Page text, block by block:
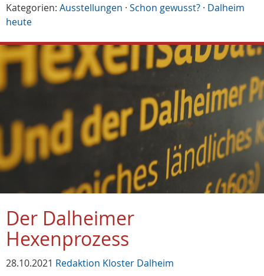
Kategorien: Ausstellungen · Schon gewusst? · Dalheim
heute
Der Dalheimer
Hexenprozess
28.10.2021 Redaktion Kloster Dalheim